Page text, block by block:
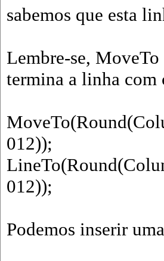
sabemos que esta
Lembre-se,
termina a linha com
012));
012));
Podemos inserir